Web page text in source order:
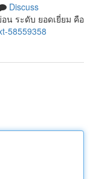
Discuss
น ระดับ ยอดเยี่ยม คือ
58559358